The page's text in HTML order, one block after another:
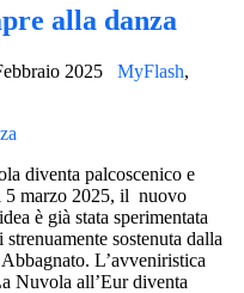
alla danza
2025 MyFlash,
diventa palcoscenico e
5 marzo 2025, il nuovo
è già stata sperimentata
sostenuta dalla
L’avveniristica
Nuvola all’Eur diventa